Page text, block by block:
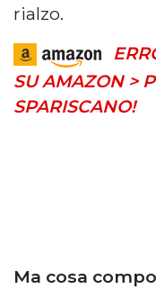
rialzo.
SU AMAZON >
SPARISCANO!
Ma cosa